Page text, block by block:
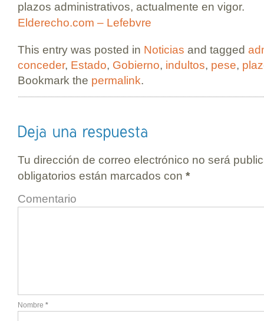
plazos administrativos, actualmente en vigor.
Elderecho.com – Lefebvre
This entry was posted in Noticias and tagged
conceder, Estado, Gobierno, indultos, pese,
Bookmark the permalink.
Tu dirección de correo electrónico no será
obligatorios están marcados con *
Comentario
Nombre *